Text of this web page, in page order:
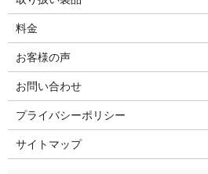
料金
お客様の声
お問い合わせ
プライバシーポリシー
サイトマップ